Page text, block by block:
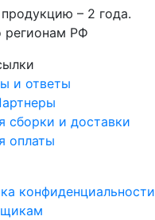
– 2 года.
регионам РФ
и ответы
сборки и доставки
оплаты
конфиденциальности